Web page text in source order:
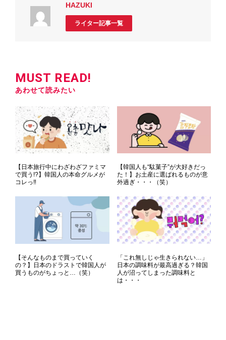
HAZUKI
ライター記事一覧
MUST READ!
あわせて読みたい
【日本旅行中にわざわざファミマ
で買う!?】韓国人の本命グルメが
コレっ‼
【韓国人も“駄菓子”が大好きだっ
た！】お土産に選ばれるものが意
外過ぎ・・・（笑）
【そんなものまで買っていく
の？】日本のドラストで韓国人が
買うものがちょっと…（笑）
「これ無しじゃ生きられない…」
日本の調味料が最高過ぎる？韓国
人が沼ってしまった調味料と
は・・・